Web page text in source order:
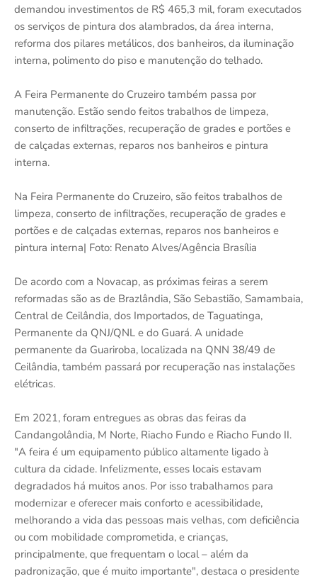
demandou investimentos de R$ 465,3 mil, foram executados
os serviços de pintura dos alambrados, da área interna,
reforma dos pilares metálicos, dos banheiros, da iluminação
interna, polimento do piso e manutenção do telhado.
A Feira Permanente do Cruzeiro também passa por
manutenção. Estão sendo feitos trabalhos de limpeza,
conserto de infiltrações, recuperação de grades e portões e
de calçadas externas, reparos nos banheiros e pintura
interna.
Na Feira Permanente do Cruzeiro, são feitos trabalhos de
limpeza, conserto de infiltrações, recuperação de grades e
portões e de calçadas externas, reparos nos banheiros e
pintura interna| Foto: Renato Alves/Agência Brasília
De acordo com a Novacap, as próximas feiras a serem
reformadas são as de Brazlândia, São Sebastião, Samambaia,
Central de Ceilândia, dos Importados, de Taguatinga,
Permanente da QNJ/QNL e do Guará. A unidade
permanente da Guariroba, localizada na QNN 38/49 de
Ceilândia, também passará por recuperação nas instalações
elétricas.
Em 2021, foram entregues as obras das feiras da
Candangolândia, M Norte, Riacho Fundo e Riacho Fundo II.
"A feira é um equipamento público altamente ligado à
cultura da cidade. Infelizmente, esses locais estavam
degradados há muitos anos. Por isso trabalhamos para
modernizar e oferecer mais conforto e acessibilidade,
melhorando a vida das pessoas mais velhas, com deficiência
ou com mobilidade comprometida, e crianças,
principalmente, que frequentam o local – além da
padronização, que é muito importante", destaca o presidente